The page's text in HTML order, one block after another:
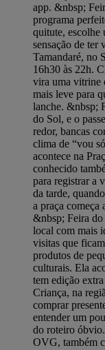
app. &nbsp;
programa
quitute, escolhe
sensação de ter
Tamandaré, no
16h30 às 22h.
vira uma vitrine
mais leve para
lanche. &nbsp;
do Sol, e o
redor, bancas
clima de “vou
acontece na
conhecido
para registrar a
da tarde,
a praça começa
&nbsp; Feira do
local com mais
visitas que
produtos de
culturais. Ela
tem edição
Criança, na
comprar
entender um
do roteiro
OVG, também